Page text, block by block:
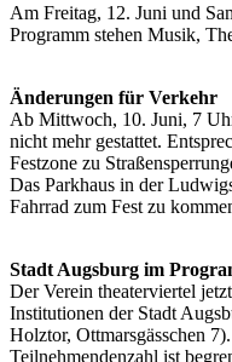
Am Freitag, 12. Juni und
Programm stehen Musik,
Änderungen für Verkehr
Ab Mittwoch, 10. Juni, 7
nicht mehr gestattet.
Festzone zu
Das Parkhaus in der
Fahrrad zum Fest zu
Stadt Augsburg im
Der Verein theaterviertel
Institutionen der Stadt
Holztor, Ottmarsgässchen
Teilnehmendenzahl ist